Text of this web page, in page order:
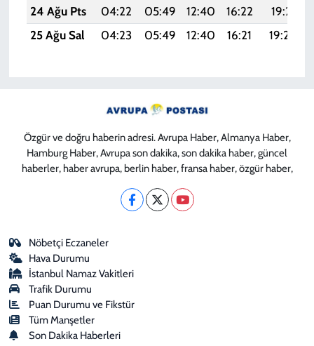
24 Ağu Pts
04:22 05:49 12:40 16:22 19:21
25 Ağu Sal
04:23 05:49 12:40 16:21 19:20
Özgür ve doğru haberin adresi. Avrupa Haber, Almanya Haber,
Hamburg Haber, Avrupa son dakika, son dakika haber, güncel
haberler, haber avrupa, berlin haber, fransa haber, özgür haber,
Nöbetçi Eczaneler
Hava Durumu
İstanbul Namaz Vakitleri
Trafik Durumu
Puan Durumu ve Fikstür
Tüm Manşetler
Son Dakika Haberleri